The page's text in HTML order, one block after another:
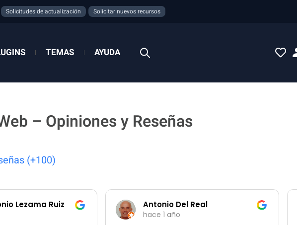
Solicitudes de actualización Solicitar nuevos recursos
TEMAS AYUDA
– Opiniones y Reseñas
(+100)
Lezama Ruiz Antonio Del Real
hace 1 año